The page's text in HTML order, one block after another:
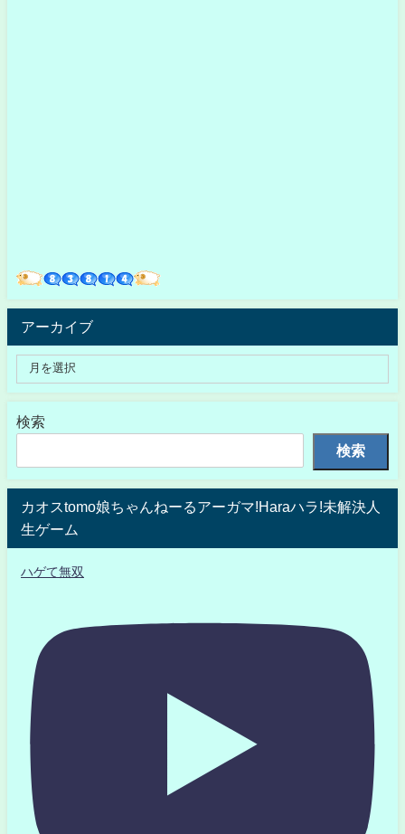
アーカイブ
検索
検索
カオスtomo娘ちゃんねーるアーガマ!Haraハラ!未解決人
生ゲーム
ハゲて無双